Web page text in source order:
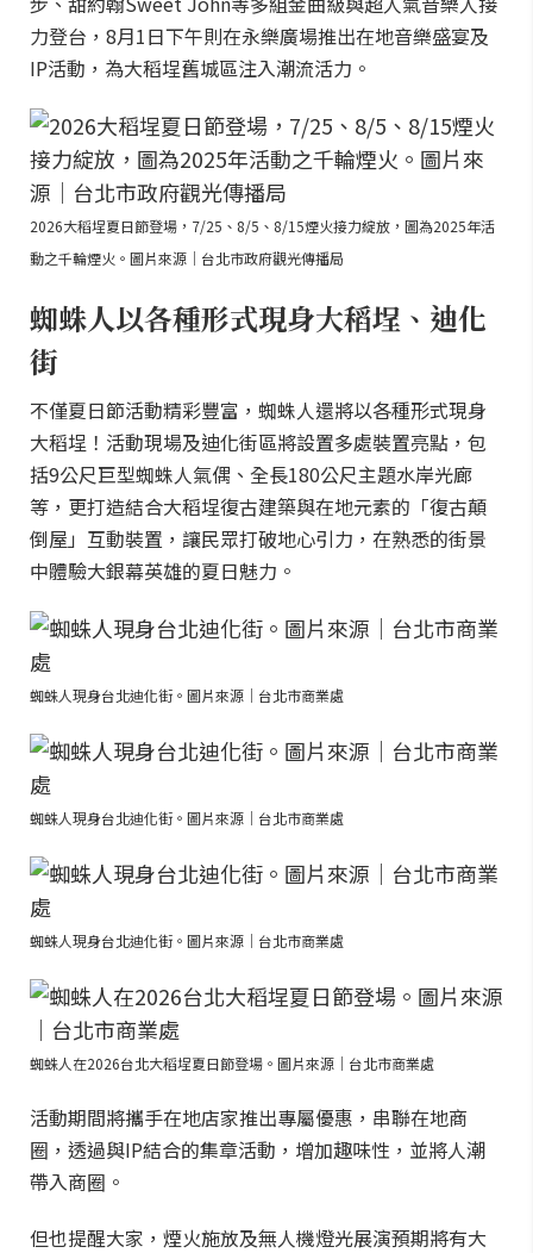
力登台，8月1日下午則在永樂廣場推出在地音樂盛宴及
IP活動，為大稻埕舊城區注入潮流活力。
2026大稻埕夏日節登場，7/25、8/5、8/15煙火接力綻放，圖為2025年活
動之千輪煙火。圖片來源｜台北市政府觀光傳播局
蜘蛛人以各種形式現身大稻埕、迪化
街
不僅夏日節活動精彩豐富，蜘蛛人還將以各種形式現身
大稻埕！活動現場及迪化街區將設置多處裝置亮點，包
括9公尺巨型蜘蛛人氣偶、全長180公尺主題水岸光廊
等，更打造結合大稻埕復古建築與在地元素的「復古顛
倒屋」互動裝置，讓民眾打破地心引力，在熟悉的街景
中體驗大銀幕英雄的夏日魅力。
蜘蛛人現身台北迪化街。圖片來源｜台北市商業處
蜘蛛人現身台北迪化街。圖片來源｜台北市商業處
蜘蛛人現身台北迪化街。圖片來源｜台北市商業處
蜘蛛人在2026台北大稻埕夏日節登場。圖片來源｜台北市商業處
活動期間將攜手在地店家推出專屬優惠，串聯在地商
圈，透過與IP結合的集章活動，增加趣味性，並將人潮
帶入商圈。
但也提醒大家，煙火施放及無人機燈光展演預期將有大